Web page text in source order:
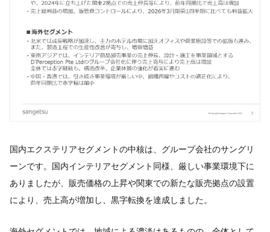
国内エクステリアセグメントの中核は、グループ会社のサングリ
ーンです。国内インテリアセグメント同様、厳しい事業環境下に
ありましたが、販売価格の上昇や関東での新たな販売拠点の設置
により、売上高が増加し、黒字転換を達成しました。